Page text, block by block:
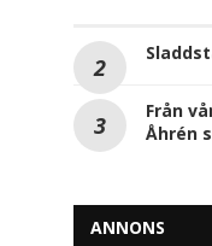
Från
Åhrén
ANNONS